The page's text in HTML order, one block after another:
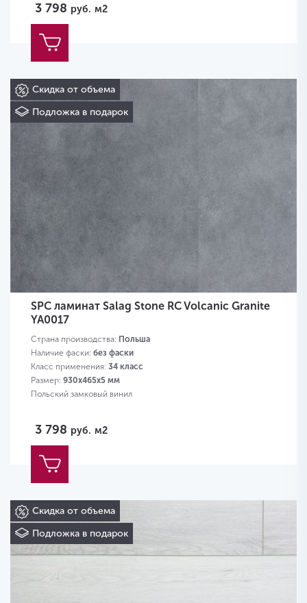
3 798 руб. м2
Скидка от объема
Подложка в подарок
SPC ламинат Salag Stone RC Volcanic Granite
YA0017
Страна производства: Польша
Наличие фаски: без фаски
Класс применения: 34 класс
Размер: 930х465х5 мм
Польский замковый винил
3 798 руб. м2
Скидка от объема
Подложка в подарок